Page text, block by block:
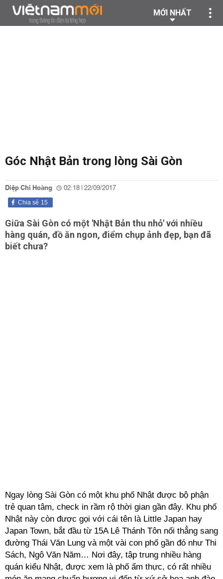
MỚI NHẤT
Góc Nhật Bản trong lòng Sài Gòn
Diệp Chi Hoàng 02:18 | 22/09/2017
15
Chia sẻ
Giữa Sài Gòn có một 'Nhật Bản thu nhỏ' với nhiều
hàng quán, đồ ăn ngon, điểm chụp ảnh đẹp, bạn đã
biết chưa?
Ngay lòng Sài Gòn có một khu phố Nhật được bộ phận
trẻ quan tâm, check in rầm rộ thời gian gần đây. Khu phố
Nhật này còn được gọi với cái tên là Little Japan hay
Japan Town, bắt đầu từ 15A Lê Thánh Tôn nối thẳng sang
đường Thái Văn Lung và một vài con phố gần đó như Thi
Sách, Ngô Văn Năm… Nơi đây, tập trung nhiều hàng
quán kiểu Nhật, được xem là phố ẩm thực, có rất nhiều